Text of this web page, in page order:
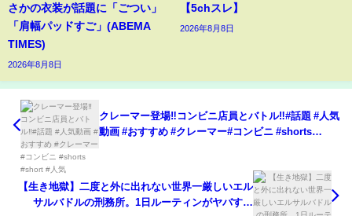
さかの衣装が話題に「ごつい」
「肩幅パッドすご」(ABEMA
TIMES)
2026年8月8日
【5chスレ】
2026年8月8日
クレーマー登場‼️コンビニ店員とバトル‼️#話題 #人気
動画 #おすすめ #クレーマー#コンビニ #shorts
【生き地獄】二度と外に出れない世界一厳しいエル
サルバドルの刑務所。1日ルーティンがヤバすぎ